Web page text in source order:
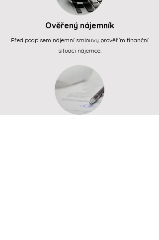
Ověřený nájemník
Před podpisem nájemní smlouvy prověřím finanční
situaci nájemce.